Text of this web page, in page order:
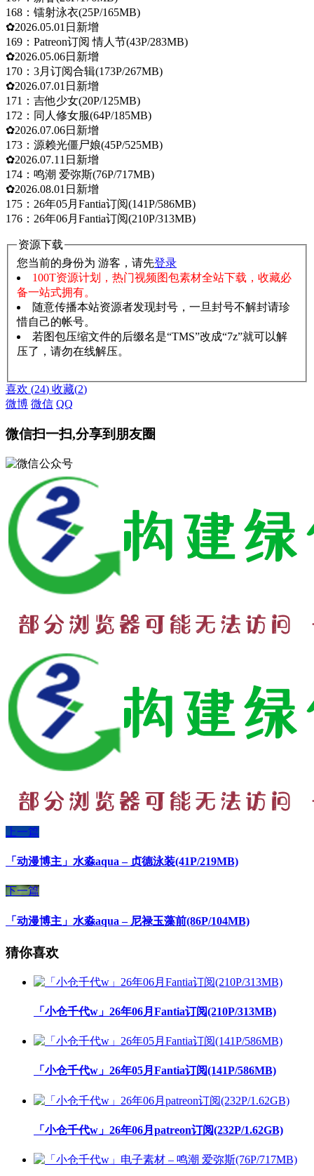
168：镭射泳衣(25P/165MB)
✿2026.05.01日新增
169：Patreon订阅 情人节(43P/283MB)
✿2026.05.06日新增
170：3月订阅合辑(173P/267MB)
✿2026.07.01日新增
171：吉他少女(20P/125MB)
172：同人修女服(64P/185MB)
✿2026.07.06日新增
173：源赖光僵尸娘(45P/525MB)
✿2026.07.11日新增
174：鸣潮 爱弥斯(76P/717MB)
✿2026.08.01日新增
175：26年05月Fantia订阅(141P/586MB)
176：26年06月Fantia订阅(210P/313MB)
资源下载
您当前的身份为 游客，请先登录
100T资源计划，热门视频图包素材全站下载，收藏必
备一站式拥有。
随意传播本站资源者发现封号，一旦封号不解封请珍
惜自己的帐号。
若图包压缩文件的后缀名是“TMS”改成“7z”就可以解
压了，请勿在线解压。
喜欢 (24) 收藏(2)
微博 微信 QQ
微信扫一扫,分享到朋友圈
上一篇
「动漫博主」水淼aqua – 贞德泳装(41P/219MB)
下一篇
「动漫博主」水淼aqua – 尼禄玉藻前(86P/104MB)
猜你喜欢
「小仓千代w」26年06月Fantia订阅(210P/313MB)
「小仓千代w」26年05月Fantia订阅(141P/586MB)
「小仓千代w」26年06月patreon订阅(232P/1.62GB)